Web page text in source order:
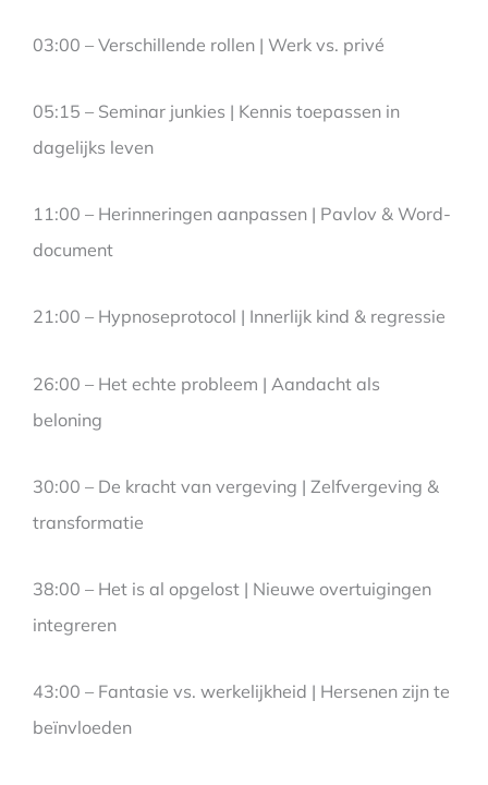
03:00 – Verschillende rollen | Werk vs. privé
05:15 – Seminar junkies | Kennis toepassen in
dagelijks leven
11:00 – Herinneringen aanpassen | Pavlov & Word-
document
21:00 – Hypnoseprotocol | Innerlijk kind & regressie
26:00 – Het echte probleem | Aandacht als
beloning
30:00 – De kracht van vergeving | Zelfvergeving &
transformatie
38:00 – Het is al opgelost | Nieuwe overtuigingen
integreren
43:00 – Fantasie vs. werkelijkheid | Hersenen zijn te
beïnvloeden